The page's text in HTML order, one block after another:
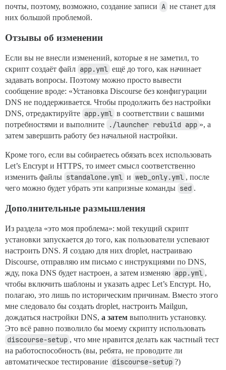
почты, поэтому, возможно, создание записи A не станет для
них большой проблемой.
Отзывы об изменении
Если вы не внесли изменений, которые я не заметил, то
скрипт создаёт файл app.yml ещё до того, как начинает
задавать вопросы. Поэтому можно просто вывести
сообщение вроде: «Установка Discourse без конфигурации
DNS не поддерживается. Чтобы продолжить без настройки
DNS, отредактируйте app.yml в соответствии с вашими
потребностями и выполните
./launcher rebuild app », а
затем завершить работу без начальной настройки.
Кроме того, если вы собираетесь обязать всех использовать
Let’s Encrypt и HTTPS, то имеет смысл соответственно
изменить файлы standalone.yml и web_only.yml , после
чего можно будет убрать эти капризные команды sed .
Дополнительные размышления
Из раздела «это моя проблема»: мой текущий скрипт
установки запускается до того, как пользователи успевают
настроить DNS. Я создаю для них droplet, настраиваю
Discourse, отправляю им письмо с инструкциями по DNS,
жду, пока DNS будет настроен, а затем изменяю app.yml ,
чтобы включить шаблоны и указать адрес Let’s Encrypt. Но,
полагаю, это лишь по историческим причинам. Вместо этого
мне следовало бы создать droplet, настроить Mailgun,
дождаться настройки DNS, а затем выполнить установку.
Это всё равно позволило бы моему скрипту использовать
discourse-setup , что мне нравится делать как частный тест
на работоспособность (вы, ребята, не проводите ли
автоматическое тестирование discourse-setup ?)